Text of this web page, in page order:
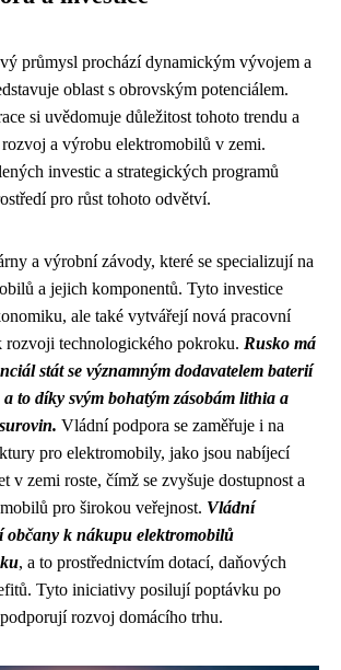
průmysl prochází dynamickým vývojem a
oblast s obrovským potenciálem.
si uvědomuje důležitost tohoto trendu a
a výrobu elektromobilů v zemi.
investic a strategických programů
pro růst tohoto odvětví.
a výrobní závody, které se specializují na
a jejich komponentů. Tyto investice
ale také vytvářejí nová pracovní
rozvoji technologického pokroku. Rusko má
stát se významným dodavatelem baterií
to díky svým bohatým zásobám lithia a
Vládní podpora se zaměřuje i na
pro elektromobily, jako jsou nabíjecí
v zemi roste, čímž se zvyšuje dostupnost a
pro širokou veřejnost. Vládní
občany k nákupu elektromobilů
, a to prostřednictvím dotací, daňových
Tyto iniciativy posilují poptávku po
rozvoj domácího trhu.